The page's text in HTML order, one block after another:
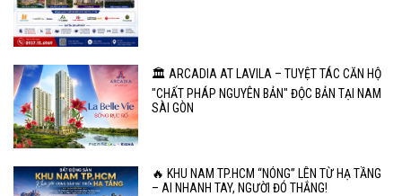
🏛️ ARCADIA AT LAVILA – TUYỆT TÁC CĂN HỘ
"CHẤT PHÁP NGUYÊN BẢN" ĐỘC BẢN TẠI NAM
SÀI GÒN
🔥 KHU NAM TP.HCM “NÓNG” LÊN TỪ HẠ TẦNG
– AI NHANH TAY, NGƯỜI ĐÓ THẮNG!